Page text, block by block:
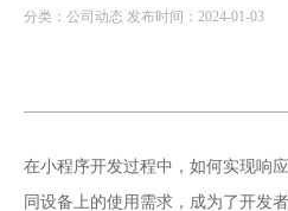
分类：公司动态 发布时间：2024-01-03
在小程序开发过程中，如何实现响
同设备上的使用需求，成为了开发